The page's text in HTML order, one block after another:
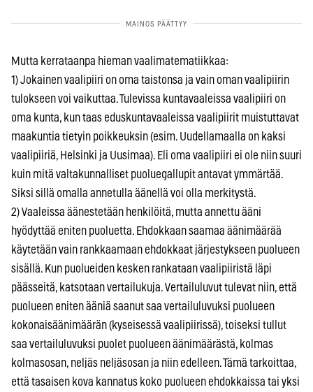
Mutta kerrataanpa hieman vaalimatematiikkaa:
1) Jokainen vaalipiiri on oma taistonsa ja vain oman vaalipiirin
tulokseen voi vaikuttaa. Tulevissa kuntavaaleissa vaalipiiri on
oma kunta, kun taas eduskuntavaaleissa vaalipiirit muistuttavat
maakuntia tietyin poikkeuksin (esim. Uudellamaalla on kaksi
vaalipiiriä, Helsinki ja Uusimaa). Eli oma vaalipiiri ei ole niin suuri
kuin mitä valtakunnalliset puoluegallupit antavat ymmärtää.
Siksi sillä omalla annetulla äänellä voi olla merkitystä.
2) Vaaleissa äänestetään henkilöitä, mutta annettu ääni
hyödyttää eniten puoluetta. Ehdokkaan saamaa äänimäärää
käytetään vain rankkaamaan ehdokkaat järjestykseen puolueen
sisällä. Kun puolueiden kesken rankataan vaalipiiristä läpi
päässeitä, katsotaan vertailukuja. Vertailuluvut tulevat niin, että
puolueen eniten ääniä saanut saa vertailuluvuksi puolueen
kokonaisäänimäärän (kyseisessä vaalipiirissä), toiseksi tullut
saa vertailuluvuksi puolet puolueen äänimäärästä, kolmas
kolmasosan, neljäs neljäsosan ja niin edelleen. Tämä tarkoittaa,
että tasaisen kova kannatus koko puolueen ehdokkaissa tai yksi